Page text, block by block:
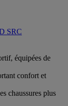
SRC
équipées de
confort et
chaussures plus